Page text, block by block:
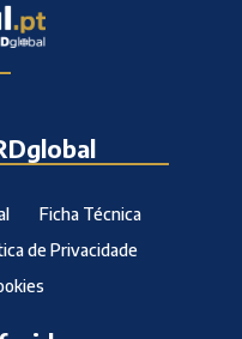
Ficha Técnica
de Privacidade